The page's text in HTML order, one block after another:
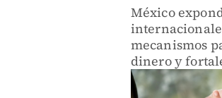
México
mecanismos
dinero y
sistema